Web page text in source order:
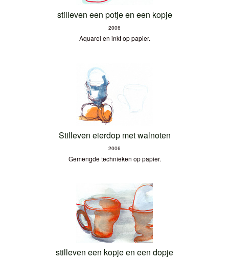
stilleven een potje en een kopje
2006
Aquarel en inkt op papier.
Stilleven eierdop met walnoten
2006
Gemengde technieken op papier.
stilleven een kopje en een dopje